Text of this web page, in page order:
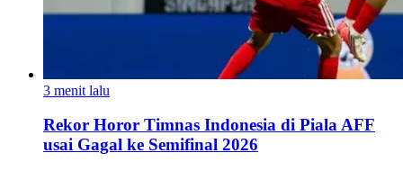
3 menit lalu
Rekor Horor Timnas Indonesia di Piala AFF
usai Gagal ke Semifinal 2026